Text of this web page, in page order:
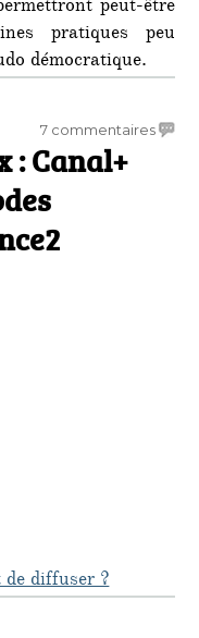
peut-être
pratiques peu
démocratique.
7 commentairessur
: Canal+
diffuser ?